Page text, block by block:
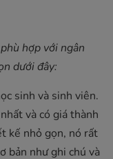
phù hợp với ngân
dưới đây:
sinh và sinh viên.
và có giá thành
kế nhỏ gọn, nó rất
bản như ghi chú và